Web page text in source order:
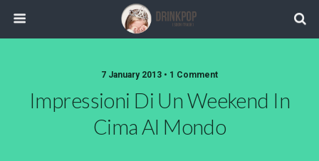
7 January 2013 • 1 Comment
Impressioni Di Un Weekend In
Cima Al Mondo